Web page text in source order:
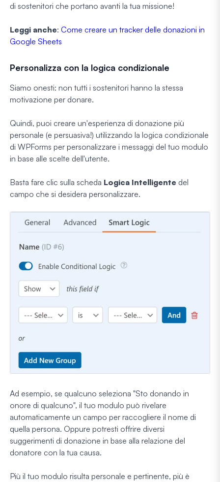
di sostenitori che portano avanti la tua missione!
Leggi anche: Come creare un tracker delle donazioni in
Google Sheets
Personalizza con la logica condizionale
Siamo onesti: non tutti i sostenitori hanno la stessa
motivazione per donare.
Quindi, puoi creare un'esperienza di donazione più
personale (e persuasiva!) utilizzando la logica condizionale
di WPForms per personalizzare i messaggi del tuo modulo
in base alle scelte dell'utente.
Basta fare clic sulla scheda Logica Intelligente del
campo che si desidera personalizzare.
Ad esempio, se qualcuno seleziona "Sto donando in
onore di qualcuno", il tuo modulo può rivelare
automaticamente un campo per raccogliere il nome di
quella persona. Oppure potresti offrire diversi
suggerimenti di donazione in base alla relazione del
donatore con la tua causa.
Più il tuo modulo risulta personale e pertinente, più è